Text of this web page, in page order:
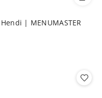
| MENUMASTER